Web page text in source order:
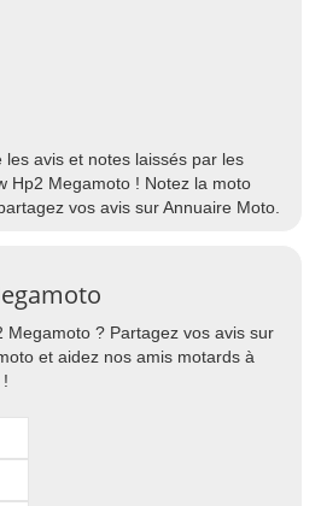
avis et notes laissés par les
Hp2 Megamoto ! Notez la moto
vos avis sur Annuaire Moto.
Megamoto ? Partagez vos avis sur
et aidez nos amis motards à